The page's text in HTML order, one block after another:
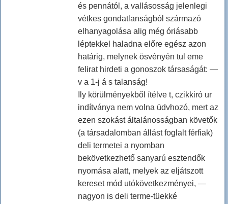
és pennától, a vallásosság jelenlegi
vétkes gondatlanságból származó
elhanyagolása alig még óriásabb
léptekkel haladna előre egész azon
határig, melynek ösvényén tul eme
felirat hirdeti a gonoszok társaságát: —
v a 1-j á s talanság!
Ily körülményekből ítélve t, czikkiró ur
indítványa nem volna üdvhozó, mert az
ezen szokást általánosságban követők
(a társadalomban állást foglalt férfiak)
deli termetei a nyomban
bekövetkezhető sanyarú esztendők
nyomása alatt, melyek az eljátszott
kereset mód utókövetkezményei, —
nagyon is deli terme-tüekké